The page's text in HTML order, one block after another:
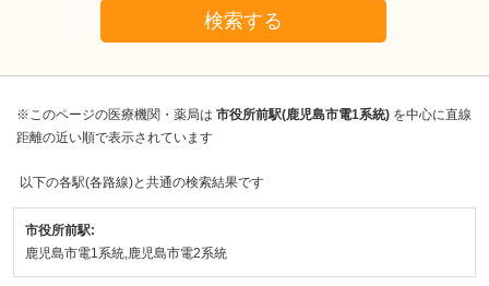
検索する
※このページの医療機関・薬局は 市役所前駅(鹿児島市電1系統) を中心に直線
距離の近い順で表示されています
以下の各駅(各路線)と共通の検索結果です
市役所前駅:
鹿児島市電1系統,鹿児島市電2系統